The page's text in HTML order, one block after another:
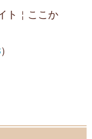
ト￤ここか
）